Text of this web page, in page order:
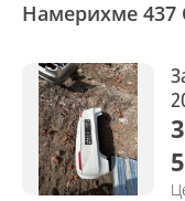
Намерихме 437